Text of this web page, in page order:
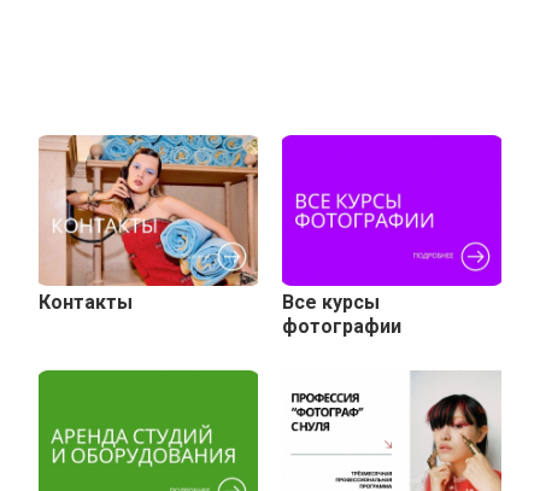
Контакты
Все курсы
фотографии